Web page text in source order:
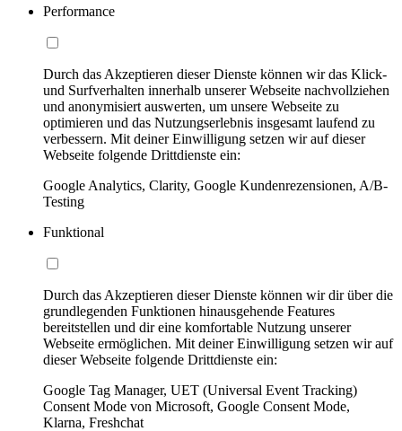
Performance
Durch das Akzeptieren dieser Dienste können wir das Klick-
und Surfverhalten innerhalb unserer Webseite nachvollziehen
und anonymisiert auswerten, um unsere Webseite zu
optimieren und das Nutzungserlebnis insgesamt laufend zu
verbessern. Mit deiner Einwilligung setzen wir auf dieser
Webseite folgende Drittdienste ein:
Google Analytics, Clarity, Google Kundenrezensionen, A/B-
Testing
Funktional
Durch das Akzeptieren dieser Dienste können wir dir über die
grundlegenden Funktionen hinausgehende Features
bereitstellen und dir eine komfortable Nutzung unserer
Webseite ermöglichen. Mit deiner Einwilligung setzen wir auf
dieser Webseite folgende Drittdienste ein:
Google Tag Manager, UET (Universal Event Tracking)
Consent Mode von Microsoft, Google Consent Mode,
Klarna, Freshchat